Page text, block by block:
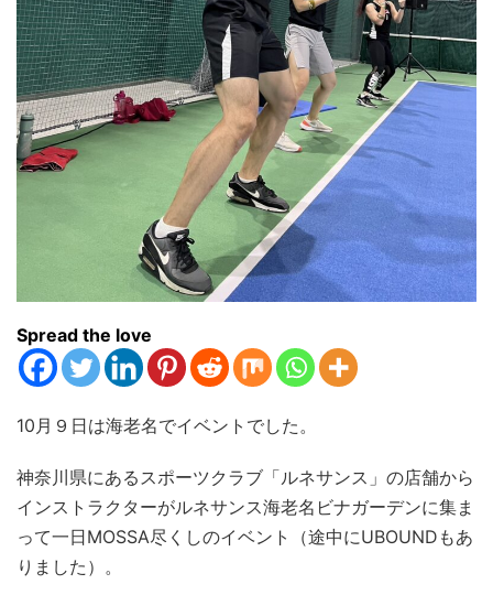
Spread the love
10月９日は海老名でイベントでした。
神奈川県にあるスポーツクラブ「ルネサンス」の店舗から
インストラクターがルネサンス海老名ビナガーデンに集ま
って一日MOSSA尽くしのイベント（途中にUBOUNDもあ
りました）。